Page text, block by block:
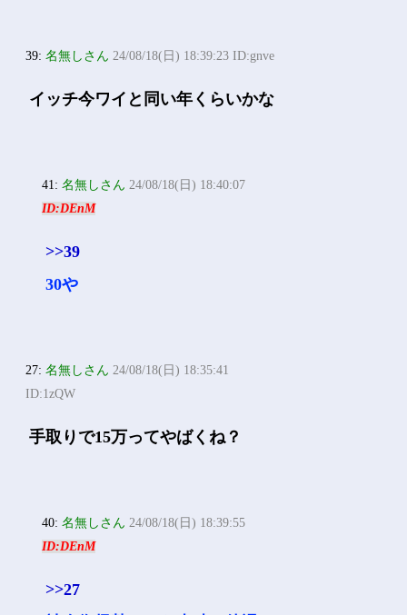
39:名無しさん 24/08/18(日) 18:39:23 ID:gnve
イッチ今ワイと同い年くらいかな
41:名無しさん 24/08/18(日) 18:40:07
ID:DEnM
>>39
30や
27:名無しさん 24/08/18(日) 18:35:41
ID:1zQW
手取りで15万ってやばくね？
40:名無しさん 24/08/18(日) 18:39:55
ID:DEnM
>>27